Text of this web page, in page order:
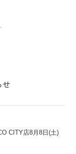
せ
CITY店8月8日(土)